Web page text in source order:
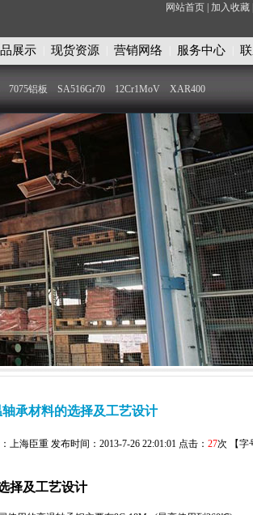
网站首页 | 加入收藏 |
展示 现货资源 营销网络 服务中心
7075铝板 SA516Gr70 12Cr1MoV XAR400
特种合金圆钢部 铜铝合
承材料的选择及工艺设计
上海臣重 发布时间：2013-7-26 22:01:01 点击： 27次 【字
择及工艺设计